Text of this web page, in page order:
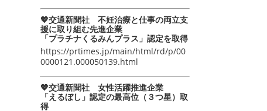
💖交通新聞社 不妊治療と仕事の両立支
援に取り組む先進企業
「プラチナくるみんプラス」認定を取得
https://prtimes.jp/main/html/rd/p/00
0000121.000050139.html
💖交通新聞社 女性活躍推進企業
「えるぼし」認定の最高位（３つ星）取
得